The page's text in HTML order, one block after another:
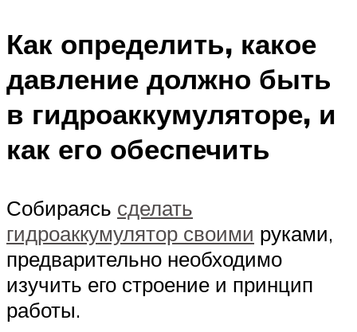
Как определить, какое
давление должно быть
в гидроаккумуляторе, и
как его обеспечить
Собираясь сделать
гидроаккумулятор своими руками,
предварительно необходимо
изучить его строение и принцип
работы.